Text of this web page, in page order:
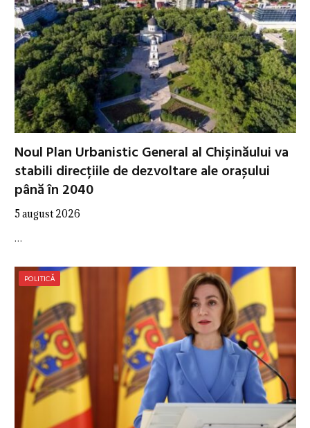
Noul Plan Urbanistic General al Chișinăului va
stabili direcțiile de dezvoltare ale orașului
până în 2040
5 august 2026
…
POLITICĂ